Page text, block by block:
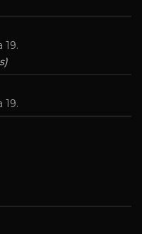
19.
19.